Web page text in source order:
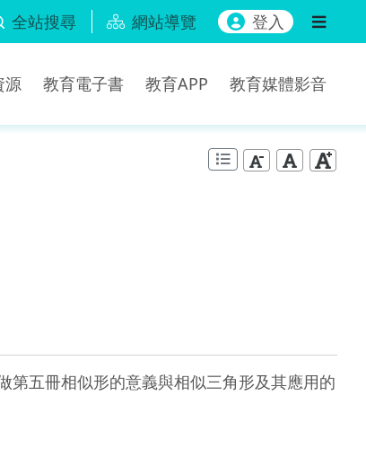
全站搜尋 網站導覽 登入
源 教育電子書 教育APP 教育媒體影音
第五冊相似形的意義與相似三角形及其應用的